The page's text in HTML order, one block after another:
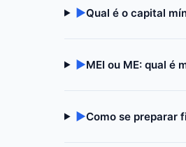
▶Qual é o capital
▶MEI ou ME: qual é
▶Como se preparar